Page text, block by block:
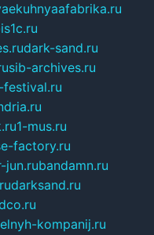
dark-sand.ru
sib-archives.ru
festival.ru
1-mus.ru
factory.ru
jun.rubandamn.ru
darksand.ru
kompanij.ru